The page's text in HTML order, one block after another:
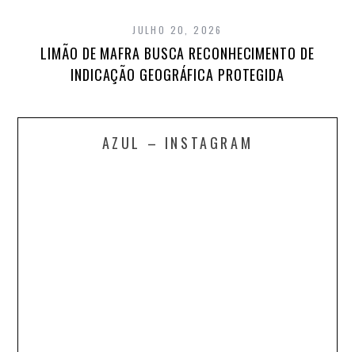
JULHO 20, 2026
LIMÃO DE MAFRA BUSCA RECONHECIMENTO DE
INDICAÇÃO GEOGRÁFICA PROTEGIDA
AZUL – INSTAGRAM